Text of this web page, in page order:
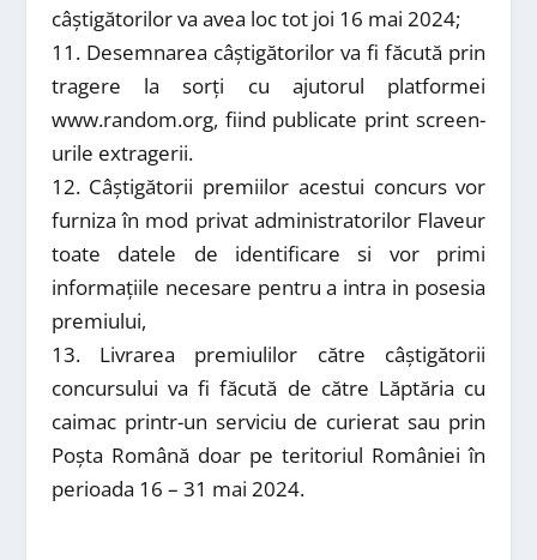
câștigătorilor va avea loc tot joi 16 mai 2024;
11. Desemnarea câștigătorilor va fi făcută prin
tragere la sorți cu ajutorul platformei
www.random.org, fiind publicate print screen-
urile extragerii.
12. Câștigătorii premiilor acestui concurs vor
furniza în mod privat administratorilor Flaveur
toate datele de identificare si vor primi
informațiile necesare pentru a intra in posesia
premiului,
13. Livrarea premiulilor către câștigătorii
concursului va fi făcută de către Lăptăria cu
caimac printr-un serviciu de curierat sau prin
Poșta Română doar pe teritoriul României în
perioada 16 – 31 mai 2024.